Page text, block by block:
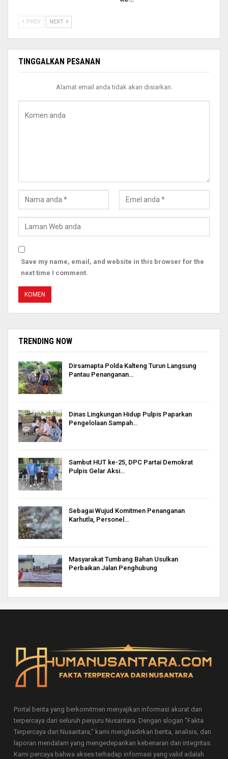
PREV NEXT
TINGGALKAN PESANAN
Alamat email anda tidak akan disiarkan.
Save my name, email, and website in this browser for the
next time I comment.
TRENDING NOW
Dirsamapta Polda Kalteng Turun Langsung
Pantau Penanganan…
Dinas Lingkungan Hidup Pulpis Paparkan
Pengelolaan Sampah…
Sambut HUT ke-25, DPC Partai Demokrat
Pulpis Gelar Aksi…
Sebagai Wujud Komitmen Penanganan
Karhutla, Personel…
Masyarakat Tumbang Bahan Usulkan
Perbaikan Jalan Penghubung
Portal berita yang berkomitmen menyajikan informasi akurat dan
terpercaya dari seluruh penjuru Nusantara. Dengan slogan "Fakta
Terpercaya dari Nusantara," kami menghadirkan berita, analisis, dan
laporan mendalam yang mengedepankan kebenaran dan integritas.
Kami percaya bahwa akses terhadap informasi yang valid adalah